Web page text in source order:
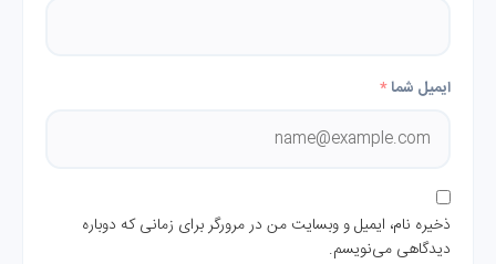
ایمیل شما*
ذخیره نام، ایمیل و وبسایت من در مرورگر برای زمانی که دوباره
دیدگاهی می‌نویسم.